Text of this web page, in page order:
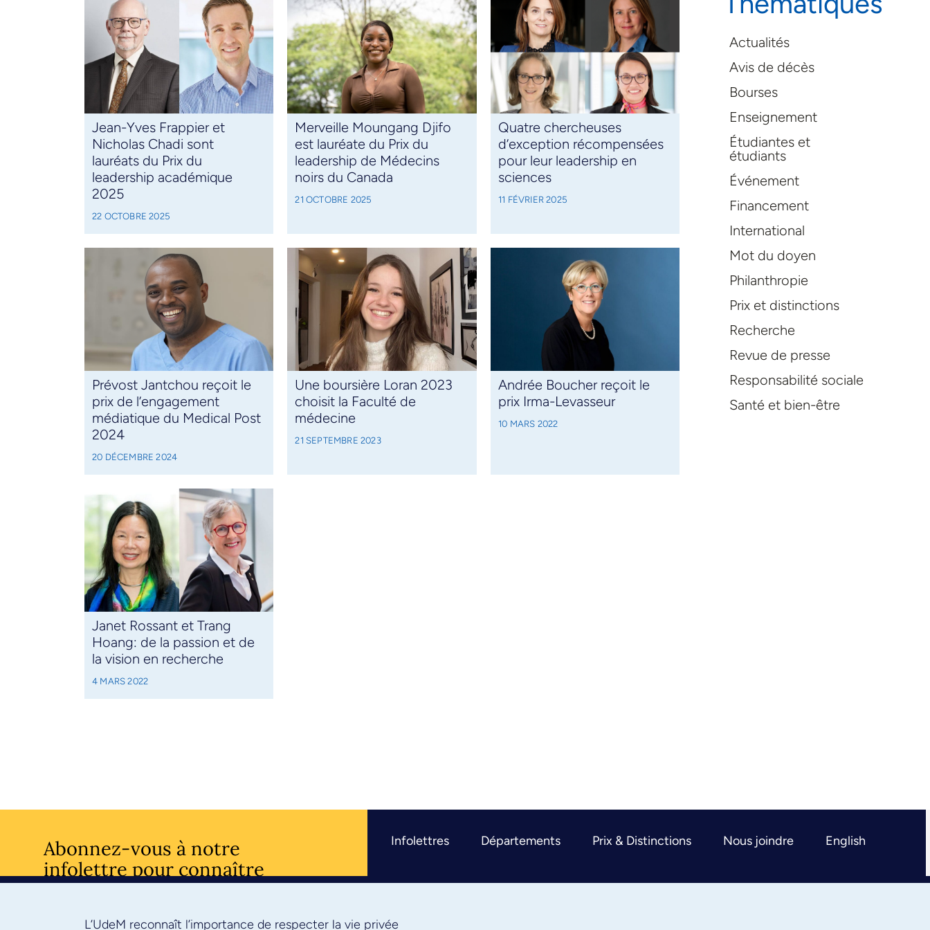
Jean-Yves Frappier et
Nicholas Chadi sont
lauréats du Prix du
leadership académique
2025
22 OCTOBRE 2025
Merveille Moungang Djifo
est lauréate du Prix du
leadership de Médecins
noirs du Canada
21 OCTOBRE 2025
Quatre chercheuses
d’exception récompensées
pour leur leadership en
sciences
11 FÉVRIER 2025
Prévost Jantchou reçoit le
prix de l’engagement
médiatique du Medical Post
2024
20 DÉCEMBRE 2024
Une boursière Loran 2023
choisit la Faculté de
médecine
21 SEPTEMBRE 2023
Andrée Boucher reçoit le
prix Irma-Levasseur
10 MARS 2022
Janet Rossant et Trang
Hoang: de la passion et de
la vision en recherche
4 MARS 2022
Actualités
Avis de décès
Bourses
Enseignement
Étudiantes et
étudiants
Événement
Financement
International
Mot du doyen
Philanthropie
Prix et distinctions
Recherche
Revue de presse
Responsabilité sociale
Santé et bien-être
Abonnez-vous à notre
infolettre pour connaître
l’actualité facultaire
Infolettres Départements Prix & Distinctions Nous joindre English
L’UdeM reconnaît l’importance de respecter la vie privée